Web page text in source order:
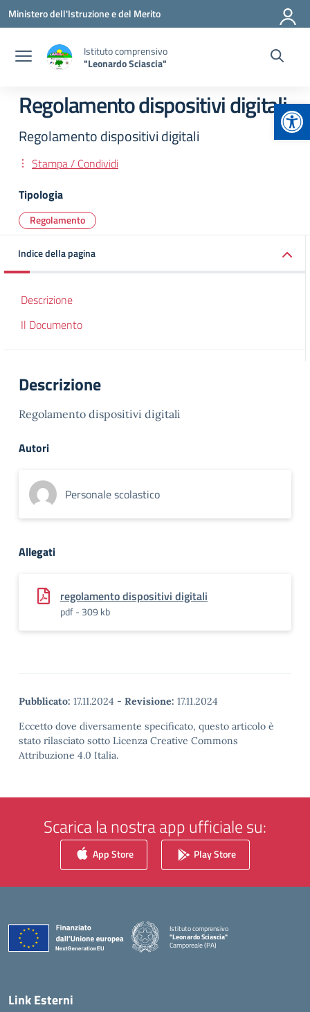
Vai ai contenuti
Vai al menu di navigazione
Vai al footer
Ministero dell'Istruzione e del Merito
Istituto comprensivo
"Leonardo Sciascia"
Regolamento dispositivi digitali
Regolamento dispositivi digitali
Stampa / Condividi
Tipologia
Regolamento
Indice della pagina
Descrizione
Il Documento
Descrizione
Regolamento dispositivi digitali
Autori
Personale scolastico
Allegati
regolamento dispositivi digitali
pdf - 309 kb
Pubblicato: 17.11.2024 - Revisione: 17.11.2024
Eccetto dove diversamente specificato, questo articolo è
stato rilasciato sotto Licenza Creative Commons
Attribuzione 4.0 Italia.
Scarica la nostra app ufficiale su:
App Store Play Store
Istituto comprensivo
"Leonardo Sciascia"
Camporeale (PA)
— Visita la pagina iniziale della scuola
Link Esterni